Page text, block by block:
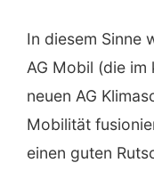
In diesem Sinne
AG Mobil (die
neuen AG
Mobilität
einen guten